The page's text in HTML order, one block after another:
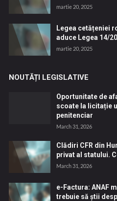
martie 20, 2025
Legea cetățeniei
aduce Legea 14/
martie 20, 2025
NOUTĂȚI LEGISLATIVE
Oportunitate de
scoate la licitație
penitenciar
March 31, 2026
Clădiri CFR din
privat al statului.
March 31, 2026
e-Factura: ANAF
trebuie să știi